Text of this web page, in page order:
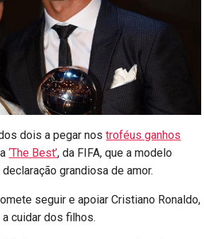
dois a pegar nostroféus ganhos
‘The Best’, da FIFA, que a modelo
grandiosa de amor.
seguir e apoiar Cristiano Ronaldo,
cuidar dos filhos.